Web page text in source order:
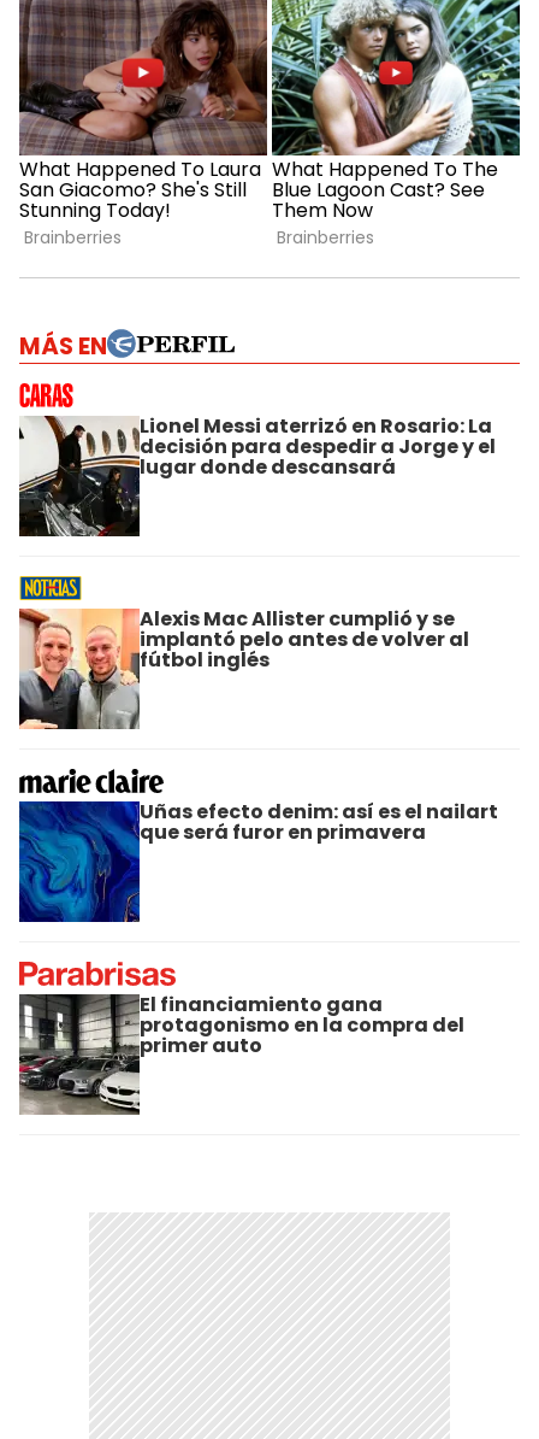
MÁS EN
Lionel Messi aterrizó en Rosario: La
decisión para despedir a Jorge y el
lugar donde descansará
Alexis Mac Allister cumplió y se
implantó pelo antes de volver al
fútbol inglés
Uñas efecto denim: así es el nailart
que será furor en primavera
El financiamiento gana
protagonismo en la compra del
primer auto